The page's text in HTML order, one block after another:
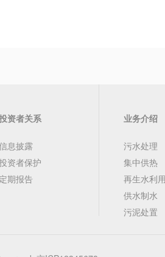
资者关系
息披露
资者保护
定期报告
业务介绍
污水处理
集中供热
再生水利用
供水制水
污泥处置